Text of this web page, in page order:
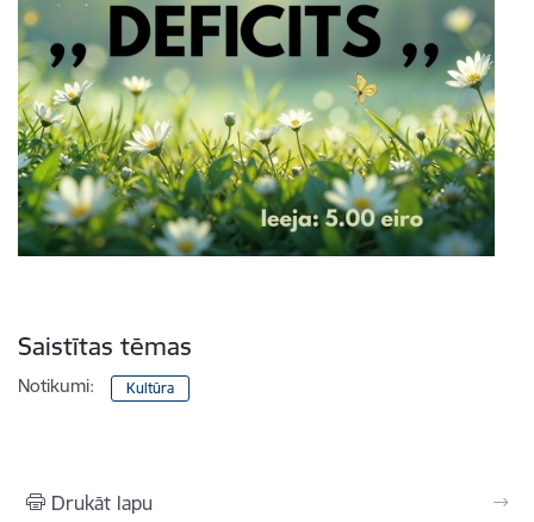
Saistītas tēmas
Notikumi: Kultūra
Drukāt lapu